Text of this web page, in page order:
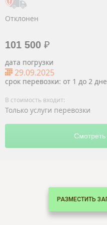
Отклонен
101 500 ₽
дата погрузки
29.09.2025
срок перевозки: от 1 до 2
Только услуги перевозки
РАЗМЕСТИТЬ